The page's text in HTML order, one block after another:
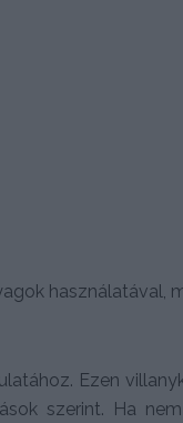
használatával,
Ezen
szerint. Ha